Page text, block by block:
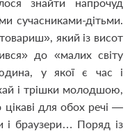
сучасниками-дітьми.
який із висот
до «малих світу
у якої є час і
і трішки молодшою,
для обох речі —
і браузери… Поряд із